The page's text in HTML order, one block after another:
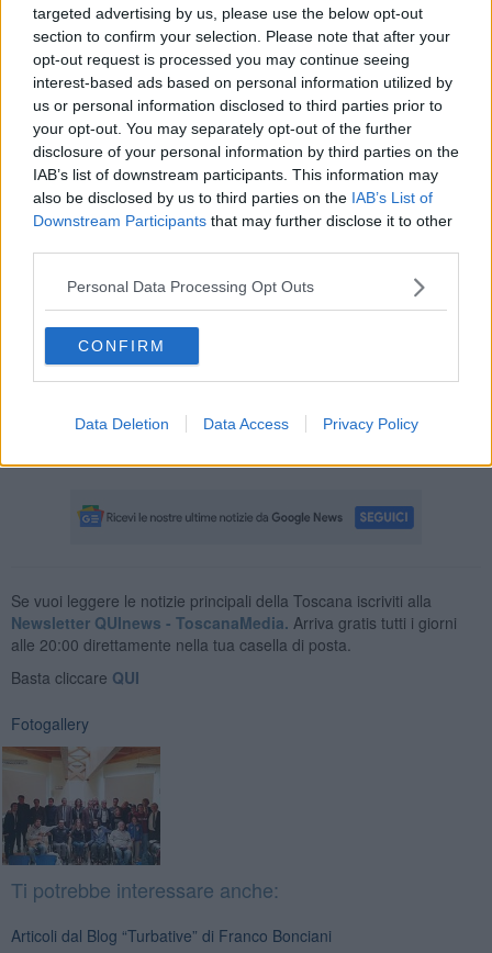
targeted advertising by us, please use the below opt-out
section to confirm your selection. Please note that after your
opt-out request is processed you may continue seeing
interest-based ads based on personal information utilized by
us or personal information disclosed to third parties prior to
your opt-out. You may separately opt-out of the further
disclosure of your personal information by third parties on the
IAB’s list of downstream participants. This information may
also be disclosed by us to third parties on the IAB’s List of
Downstream Participants that may further disclose it to other
Personal Data Processing Opt Outs
CONFIRM
Data Deletion Data Access Privacy Policy
facendogli osservare le cose da un punto di vista che prima non
conosceva. E si domanda come sarebbe un mondo nel quale si
possa insegnare a tutti il punto di vista dell’altro, il mettersi nei
panni del prossimo, non pensare solo a se ma, nel pensare agli
altri, trarre giovamento anche per noi stessi.
Alla fine, Arianna e Giorgio, in una testimonianza complice e felice
di una bella esperienza che continuerà.
È stata una mattinata emozionante, un’esperienza che non si
dimenticherà. Sentire parole di buon senso, semplici e concrete, da
ragazze e ragazzi giovani, mi fa venire in mente le tante paranoie
di troppe persone (non solo “giovani”) che ci avvelenano la vita con
Mi torna in mente mio nonno, uno che si era vissuto due guerre:
quando a volte mi mettevo a questionare per motivi futili mi diceva
“eh, a te ti puzza il benestare!”.
Nonno Camillo, è vero, ora c’è un sacco di gente a cui puzza il
Lorenzo, Arianna e Giorgio, e tanti altri: c’è speranza!
Se vuoi leggere le notizie principali della Toscana iscriviti alla
Newsletter QUInews - ToscanaMedia. Arriva gratis tutti i giorni
alle 20:00 direttamente nella tua casella di posta.
Basta cliccare QUI
Fotogallery
Ti potrebbe interessare anche:
Articoli dal Blog “Turbative” di Franco Bonciani